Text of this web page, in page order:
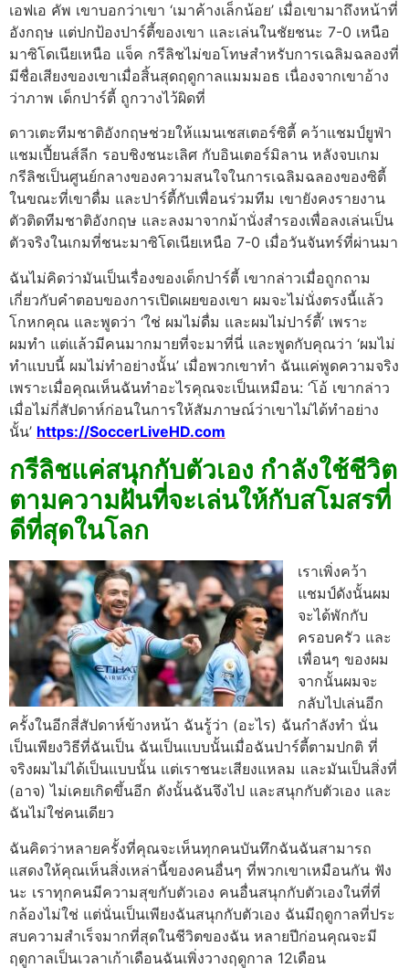
เอฟเอ คัพ เขาบอกว่าเขา ‘เมาค้างเล็กน้อย’ เมื่อเขามาถึงหน้าที่
อังกฤษ แต่ปกป้องปาร์ตี้ของเขา และเล่นในชัยชนะ 7-0 เหนือ
มาซิโดเนียเหนือ แจ็ค กรีลิชไม่ขอโทษสําหรับการเฉลิมฉลองที่
มีชื่อเสียงของเขาเมื่อสิ้นสุดฤดูกาลแมมมอธ เนื่องจากเขาอ้าง
ว่าภาพ เด็กปาร์ตี้ ถูกวางไว้ผิดที่
ดาวเตะทีมชาติอังกฤษช่วยให้แมนเชสเตอร์ซิตี้ คว้าแชมป์ยูฟ่า
แชมเปี้ยนส์ลีก รอบชิงชนะเลิศ กับอินเตอร์มิลาน หลังจบเกม
กรีลิชเป็นศูนย์กลางของความสนใจในการเฉลิมฉลองของซิตี้
ในขณะที่เขาดื่ม และปาร์ตี้กับเพื่อนร่วมทีม เขายังคงรายงาน
ตัวติดทีมชาติอังกฤษ และลงมาจากม้านั่งสํารองเพื่อลงเล่นเป็น
ตัวจริงในเกมที่ชนะมาซิโดเนียเหนือ 7-0 เมื่อวันจันทร์ที่ผ่านมา
ฉันไม่คิดว่ามันเป็นเรื่องของเด็กปาร์ตี้ เขากล่าวเมื่อถูกถาม
เกี่ยวกับคําตอบของการเปิดเผยของเขา ผมจะไม่นั่งตรงนี้แล้ว
โกหกคุณ และพูดว่า ‘ใช่ ผมไม่ดื่ม และผมไม่ปาร์ตี้’ เพราะ
ผมทํา แต่แล้วมีคนมากมายที่จะมาที่นี่ และพูดกับคุณว่า ‘ผมไม่
ทําแบบนี้ ผมไม่ทําอย่างนั้น’ เมื่อพวกเขาทํา ฉันแค่พูดความจริง
เพราะเมื่อคุณเห็นฉันทําอะไรคุณจะเป็นเหมือน: ‘โอ้ เขากล่าว
เมื่อไม่กี่สัปดาห์ก่อนในการให้สัมภาษณ์ว่าเขาไม่ได้ทําอย่าง
นั้น’ https://SoccerLiveHD.com
กรีลิชแค่สนุกกับตัวเอง กําลังใช้ชีวิต
ตามความฝันที่จะเล่นให้กับสโมสรที่
ดีที่สุดในโลก
เราเพิ่งคว้า
แชมป์ดังนั้นผม
จะได้พักกับ
ครอบครัว และ
เพื่อนๆ ของผม
จากนั้นผมจะ
กลับไปเล่นอีก
ครั้งในอีกสี่สัปดาห์ข้างหน้า ฉันรู้ว่า (อะไร) ฉันกําลังทํา นั่น
เป็นเพียงวิธีที่ฉันเป็น ฉันเป็นแบบนั้นเมื่อฉันปาร์ตี้ตามปกติ ที่
จริงผมไม่ได้เป็นแบบนั้น แต่เราชนะเสียงแหลม และมันเป็นสิ่งที่
(อาจ) ไม่เคยเกิดขึ้นอีก ดังนั้นฉันจึงไป และสนุกกับตัวเอง และ
ฉันไม่ใช่คนเดียว
ฉันคิดว่าหลายครั้งที่คุณจะเห็นทุกคนบันทึกฉันฉันสามารถ
แสดงให้คุณเห็นสิ่งเหล่านี้ของคนอื่นๆ ที่พวกเขาเหมือนกัน ฟัง
นะ เราทุกคนมีความสุขกับตัวเอง คนอื่นสนุกกับตัวเองในที่ที่
กล้องไม่ใช่ แต่นั่นเป็นเพียงฉันสนุกกับตัวเอง ฉันมีฤดูกาลที่ประ
สบความสําเร็จมากที่สุดในชีวิตของฉัน หลายปีก่อนคุณจะมี
ฤดูกาลเป็นเวลาเก้าเดือนฉันเพิ่งวางฤดูกาล 12เดือน